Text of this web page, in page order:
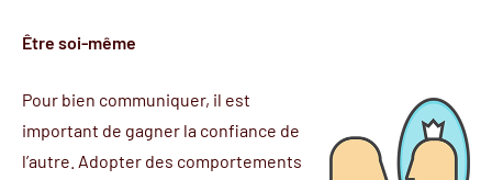
Être soi-même
Pour bien communiquer, il est
important de gagner la confiance de
l’autre. Adopter des comportements